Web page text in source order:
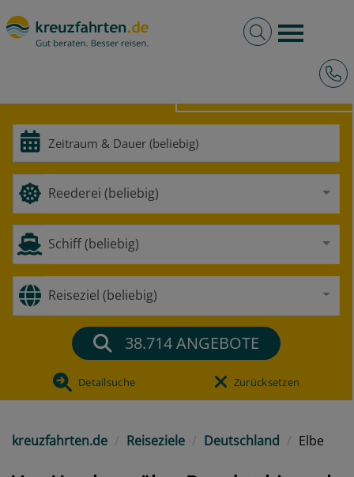
Burger
Volltextsuche
Reederei (beliebig)
Schiff (beliebig)
Reiseziel (beliebig)
38.714ANGEBOTE
Detailsuche Zurücksetzen
kreuzfahrten.de Reiseziele Deutschland Elbe